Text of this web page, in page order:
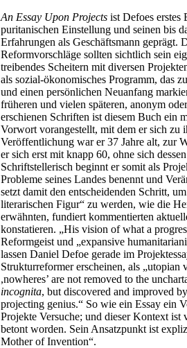
An Essay Upon Projects ist Defoes erstes
puritanischen Einstellung und seinen bis
Erfahrungen als Geschäftsmann geprägt.
Reformvorschläge sollten sichtlich sein
treibendes Scheitern mit diversen
als sozial-ökonomisches Programm, das
und einen persönlichen Neuanfang
früheren und vielen späteren, anonym
erschienen Schriften ist diesem Buch ein
Vorwort vorangestellt, mit dem er sich zu
Veröffentlichung war er 37 Jahre alt, zur
er sich erst mit knapp 60, ohne sich
Schriftstellerisch beginnt er somit als
Probleme seines Landes benennt und
setzt damit den entscheidenden Schritt,
literarischen Figur“ zu werden, wie die
erwähnten, fundiert kommentierten
konstatieren. „His vision of what a
Reformgeist und „expansive
lassen Daniel Defoe gerade im
Strukturreformer erscheinen, als „utopian
,nowheres’ are not removed to the
incognita, but discovered and improved
projecting genius.“ So wie ein Essay ein
Projekte Versuche; und dieser Kontext ist
betont worden. Sein Ansatzpunkt ist
Mother of Invention“.